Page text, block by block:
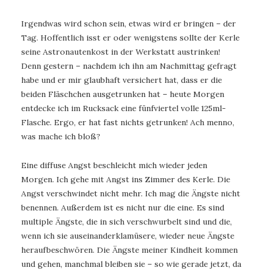
Irgendwas wird schon sein, etwas wird er bringen – der
Tag. Hoffentlich isst er oder wenigstens sollte der Kerle
seine Astronautenkost in der Werkstatt austrinken!
Denn gestern – nachdem ich ihn am Nachmittag gefragt
habe und er mir glaubhaft versichert hat, dass er die
beiden Fläschchen ausgetrunken hat – heute Morgen
entdecke ich im Rucksack eine fünfviertel volle 125ml-
Flasche. Ergo, er hat fast nichts getrunken! Ach menno,
was mache ich bloß?
Eine diffuse Angst beschleicht mich wieder jeden
Morgen. Ich gehe mit Angst ins Zimmer des Kerle. Die
Angst verschwindet nicht mehr. Ich mag die Ängste nicht
benennen. Außerdem ist es nicht nur die eine. Es sind
multiple Ängste, die in sich verschwurbelt sind und die,
wenn ich sie auseinanderklamüsere, wieder neue Ängste
heraufbeschwören. Die Ängste meiner Kindheit kommen
und gehen, manchmal bleiben sie – so wie gerade jetzt, da